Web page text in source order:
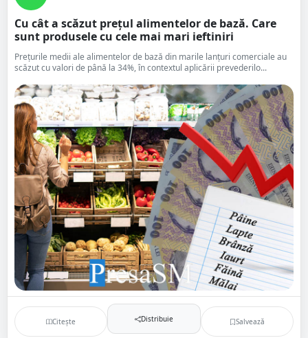
Cu cât a scăzut prețul alimentelor de bază. Care
sunt produsele cu cele mai mari ieftiniri
Prețurile medii ale alimentelor de bază din marile lanțuri comerciale au
scăzut cu valori de până la 34%, în contextul aplicării prevederilo...
Citește Distribuie Salvează